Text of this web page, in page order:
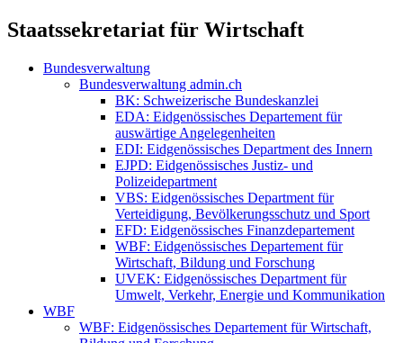
Staatssekretariat für Wirtschaft
Bundesverwaltung
Bundesverwaltung admin.ch
BK: Schweizerische Bundeskanzlei
EDA: Eidgenössisches Departement für
auswärtige Angelegenheiten
EDI: Eidgenössisches Department des Innern
EJPD: Eidgenössisches Justiz- und
Polizeidepartment
VBS: Eidgenössisches Department für
Verteidigung, Bevölkerungsschutz und Sport
EFD: Eidgenössisches Finanzdepartement
WBF: Eidgenössisches Departement für
Wirtschaft, Bildung und Forschung
UVEK: Eidgenössisches Department für
Umwelt, Verkehr, Energie und Kommunikation
WBF
WBF: Eidgenössisches Departement für Wirtschaft,